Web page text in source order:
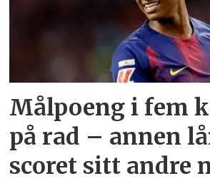
Målpoeng i fem
på rad – annen
scoret sitt andre